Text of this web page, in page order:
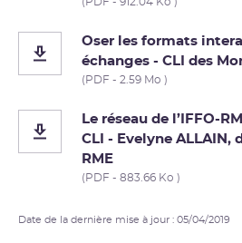
Oser les formats
échanges - CLI des
(PDF - 2.59 Mo )
Le réseau de l’IFFO-
CLI - Evelyne ALLAIN,
RME
(PDF - 883.66 Ko )
Date de la dernière mise à jour : 05/04/2019